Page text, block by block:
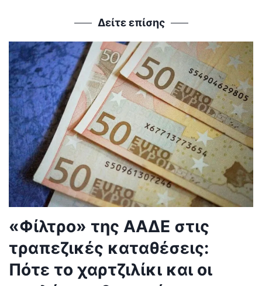
Δείτε επίσης
«Φίλτρο» της ΑΑΔΕ στις
τραπεζικές καταθέσεις:
Πότε το χαρτζιλίκι και οι